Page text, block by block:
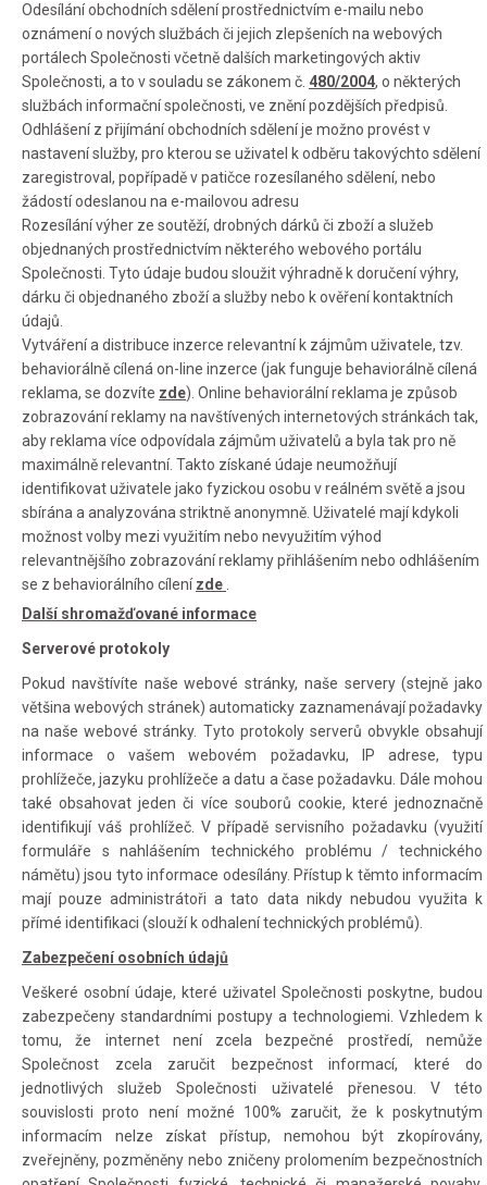
Odesílání obchodních sdělení prostřednictvím e-mailu nebo
oznámení o nových službách či jejich zlepšeních na webových
portálech Společnosti včetně dalších marketingových aktiv
Společnosti, a to v souladu se zákonem č. 480/2004, o některých
službách informační společnosti, ve znění pozdějších předpisů.
Odhlášení z přijímání obchodních sdělení je možno provést v
nastavení služby, pro kterou se uživatel k odběru takovýchto sdělení
zaregistroval, popřípadě v patičce rozesílaného sdělení, nebo
žádostí odeslanou na e-mailovou adresu
Rozesílání výher ze soutěží, drobných dárků či zboží a služeb
objednaných prostřednictvím některého webového portálu
Společnosti. Tyto údaje budou sloužit výhradně k doručení výhry,
dárku či objednaného zboží a služby nebo k ověření kontaktních
údajů.
Vytváření a distribuce inzerce relevantní k zájmům uživatele, tzv.
behaviorálně cílená on-line inzerce (jak funguje behaviorálně cílená
reklama, se dozvíte zde). Online behaviorální reklama je způsob
zobrazování reklamy na navštívených internetových stránkách tak,
aby reklama více odpovídala zájmům uživatelů a byla tak pro ně
maximálně relevantní. Takto získané údaje neumožňují
identifikovat uživatele jako fyzickou osobu v reálném světě a jsou
sbírána a analyzována striktně anonymně. Uživatelé mají kdykoli
možnost volby mezi využitím nebo nevyužitím výhod
relevantnějšího zobrazování reklamy přihlášením nebo odhlášením
se z behaviorálního cílenízde
Další shromažďované informace
Serverové protokoly
Pokud navštívíte naše webové stránky, naše servery (stejně jako
většina webových stránek) automaticky zaznamenávají požadavky
na naše webové stránky. Tyto protokoly serverů obvykle obsahují
informace o vašem webovém požadavku, IP adrese, typu
prohlížeče, jazyku prohlížeče a datu a čase požadavku. Dále mohou
také obsahovat jeden či více souborů cookie, které jednoznačně
identifikují váš prohlížeč. V případě servisního požadavku (využití
formuláře s nahlášením technického problému / technického
námětu) jsou tyto informace odesílány. Přístup k těmto informacím
mají pouze administrátoři a tato data nikdy nebudou využita k
přímé identifikaci (slouží k odhalení technických problémů).
Zabezpečení osobních údajů
Veškeré osobní údaje, které uživatel Společnosti poskytne, budou
zabezpečeny standardními postupy a technologiemi. Vzhledem k
tomu, že internet není zcela bezpečné prostředí, nemůže
Společnost zcela zaručit bezpečnost informací, které do
jednotlivých služeb Společnosti uživatelé přenesou. V této
souvislosti proto není možné 100% zaručit, že k poskytnutým
informacím nelze získat přístup, nemohou být zkopírovány,
zveřejněny, pozměněny nebo zničeny prolomením bezpečnostních